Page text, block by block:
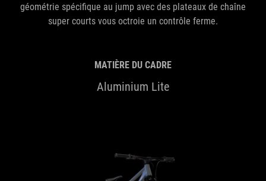
géométrie spécifique au jump avec des plateaux de chaîne
super courts vous octroie un contrôle ferme.
MATIÈRE DU CADRE
Aluminium Lite